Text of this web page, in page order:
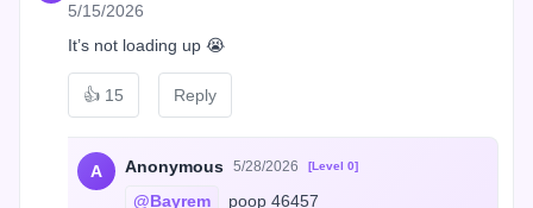
5/15/2026
It’s not loading up 😭
👍 15 Reply
A Anonymous 5/28/2026 [Level 0]
@Bayrem poop 46457